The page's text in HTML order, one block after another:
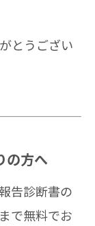
とうござい
の方へ
告診断書の
で無料でお